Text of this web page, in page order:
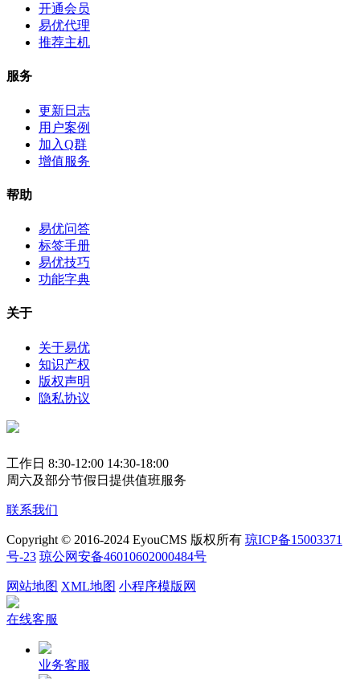
开通会员
易优代理
推荐主机
服务
更新日志
用户案例
加入Q群
增值服务
帮助
易优问答
标签手册
易优技巧
功能字典
关于
关于易优
知识产权
版权声明
隐私协议
工作日 8:30-12:00 14:30-18:00
周六及部分节假日提供值班服务
联系我们
Copyright © 2016-2024 EyouCMS 版权所有 琼ICP备15003371
号-23 琼公网安备46010602000484号
网站地图 XML地图 小程序模版网
在线客服
业务客服